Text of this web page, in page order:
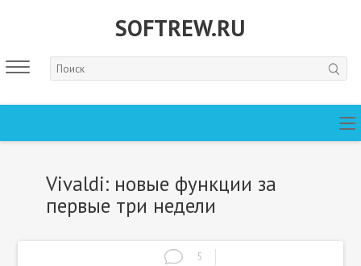
SOFTREW.RU
Vivaldi: новые функции за
первые три недели
5